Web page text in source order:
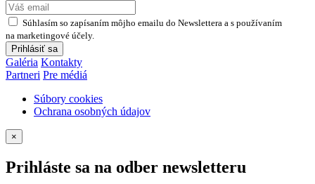
Súhlasím so zapísaním môjho emailu do Newslettera a s používaním
na marketingové účely.
Prihlásiť sa
Galéria Kontakty
Partneri Pre médiá
Súbory cookies
Ochrana osobných údajov
×
Prihláste sa na odber newsletteru